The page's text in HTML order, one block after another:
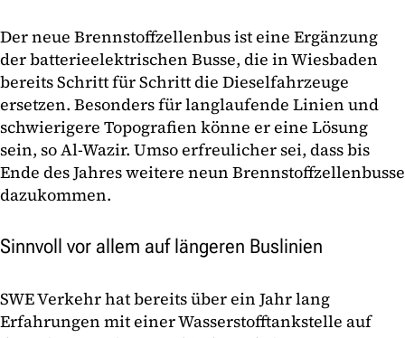
Der neue Brennstoffzellenbus ist eine Ergänzung
der batterieelektrischen Busse, die in Wiesbaden
bereits Schritt für Schritt die Dieselfahrzeuge
ersetzen. Besonders für langlaufende Linien und
schwierigere Topografien könne er eine Lösung
sein, so Al-Wazir. Umso erfreulicher sei, dass bis
Ende des Jahres weitere neun Brennstoffzellenbusse
dazukommen.
Sinnvoll vor allem auf längeren Buslinien
SWE Verkehr hat bereits über ein Jahr lang
Erfahrungen mit einer Wasserstofftankstelle auf